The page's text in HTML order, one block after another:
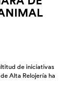
de iniciativas
Alta Relojería ha